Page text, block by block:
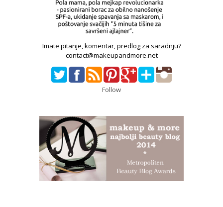
Imate pitanje, komentar, predlog za saradnju?
contact@makeupandmore.net
Follow